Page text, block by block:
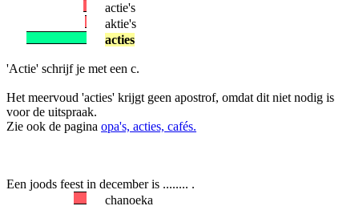
actie's
aktie's
acties
'Actie' schrijf je met een c.
Het meervoud 'acties' krijgt geen apostrof, omdat dit niet nodig is
voor de uitspraak.
Zie ook de pagina opa's, acties, cafés.
Een joods feest in december is ........ .
chanoeka